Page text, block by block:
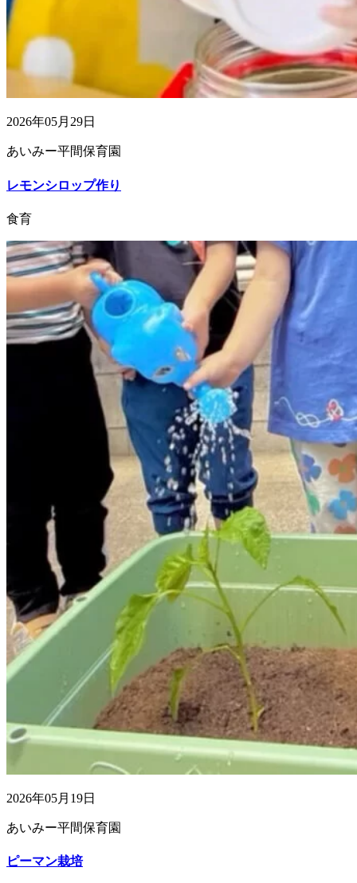
2026年05月29日
あいみー平間保育園
レモンシロップ作り
食育
2026年05月19日
あいみー平間保育園
ピーマン栽培